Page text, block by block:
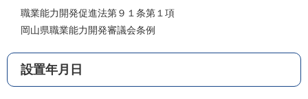
職業能力開発促進法第９１条第１項
岡山県職業能力開発審議会条例
設置年月日